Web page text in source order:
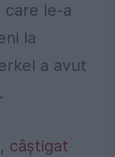
care le-a
la
a avut